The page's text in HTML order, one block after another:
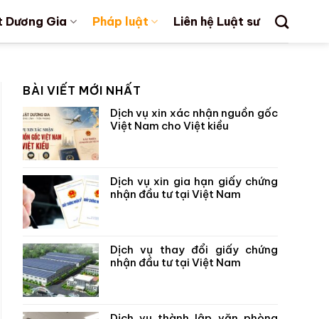
Dương Gia Pháp luật Liên hệ Luật sư
BÀI VIẾT MỚI NHẤT
Dịch vụ xin xác nhận nguồn gốc
Việt Nam cho Việt kiều
Dịch vụ xin gia hạn giấy chứng
nhận đầu tư tại Việt Nam
Dịch vụ thay đổi giấy chứng
nhận đầu tư tại Việt Nam